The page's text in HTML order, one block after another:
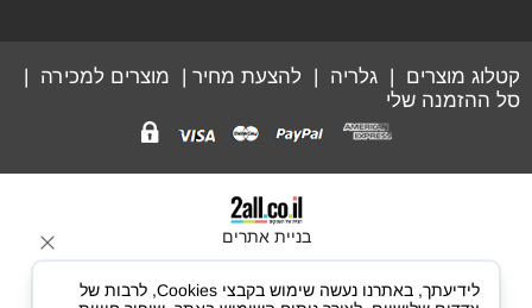
קטלוג מוצרים גלריה להצעת מחיר מוצרים למכירה
סל ההזמנה שלי
בניית אתרים
לידיעתך, באתרנו נעשה שימוש בקבצי Cookies, לרבות של